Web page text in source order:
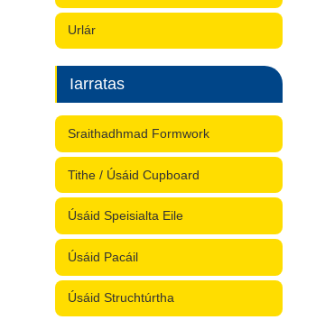
Urlár
Iarratas
Sraithadhmad Formwork
Tithe / Úsáid Cupboard
Úsáid Speisialta Eile
Úsáid Pacáil
Úsáid Struchtúrtha